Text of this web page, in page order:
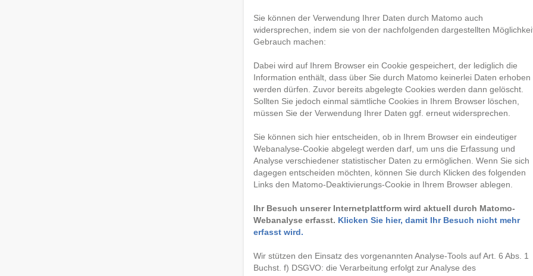
Sie können der Verwendung Ihrer Daten durch Matomo auch
widersprechen, indem sie von der nachfolgenden dargestellten
Gebrauch machen:
Dabei wird auf Ihrem Browser ein Cookie gespeichert, der lediglich die
Information enthält, dass über Sie durch Matomo keinerlei Daten erhoben
werden dürfen. Zuvor bereits abgelegte Cookies werden dann gelöscht.
Sollten Sie jedoch einmal sämtliche Cookies in Ihrem Browser löschen,
müssen Sie der Verwendung Ihrer Daten ggf. erneut widersprechen.
Sie können sich hier entscheiden, ob in Ihrem Browser ein eindeutiger
Webanalyse-Cookie abgelegt werden darf, um uns die Erfassung und
Analyse verschiedener statistischer Daten zu ermöglichen. Wenn Sie sich
dagegen entscheiden möchten, können Sie durch Klicken des folgenden
Links den Matomo-Deaktivierungs-Cookie in Ihrem Browser ablegen.
Ihr Besuch unserer Internetplattform wird aktuell durch Matomo-
Webanalyse erfasst. Klicken Sie hier, damit Ihr Besuch nicht mehr
erfasst wird.
Wir stützen den Einsatz des vorgenannten Analyse-Tools auf Art. 6 Abs. 1
Buchst. f) DSGVO: die Verarbeitung erfolgt zur Analyse des